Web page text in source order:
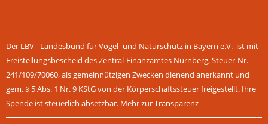
Der LBV - Landesbund für Vogel- und Naturschutz in Bayern e.V. ist mit
Freistellungsbescheid des Zentral-Finanzamtes Nürnberg, Steuer-Nr.
241/109/70060, als gemeinnützigen Zwecken dienend anerkannt und
gem. § 5 Abs. 1 Nr. 9 KStG von der Körperschaftssteuer freigestellt. Ihre
Spende ist steuerlich absetzbar. Mehr zur Transparenz